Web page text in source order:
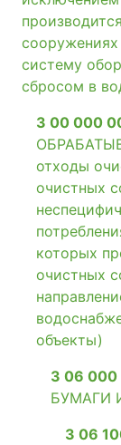
систему
сбросом в
3 00 000
отходы
очистных
которых
очистных
объекты)
3 06
БУМАГИ
3 06